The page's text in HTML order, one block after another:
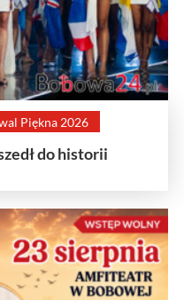
Piękna 2026
do historii